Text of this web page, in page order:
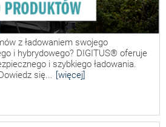
z ładowaniem swojego
i hybrydowego? DIGITUS® oferuje
i szybkiego ładowania.
się... [więcej]